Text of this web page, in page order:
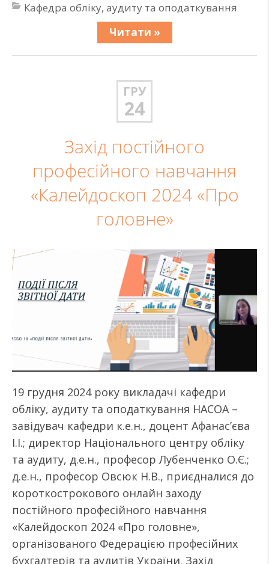
Кафедра обліку, аудиту та оподаткування
Читати »
ГРУ
24
Захід постійного
професійного навчання
«Калейдоскоп 2024 «Про
головне»
19 грудня 2024 року викладачі кафедри
обліку, аудиту та оподаткування НАСОА –
завідувач кафедри к.е.н., доцент Афанас’єва
І.І.; директор Національного центру обліку
та аудиту, д.е.н., професор Лубенченко О.Є.;
д.е.н., професор Овсюк Н.В., приєдналися до
короткострокового онлайн заходу
постійного професійного навчання
«Калейдоскоп 2024 «Про головне»,
організованого Федерацією професійних
бухгалтерів та аудитів України. Захід